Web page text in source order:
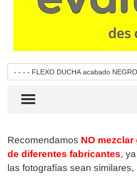
- - - - FLEXO DUCHA acabado NEGRO
TOGGLE MENU
Recomendamos NO
de diferentes fabricantes,
las fotografías sean